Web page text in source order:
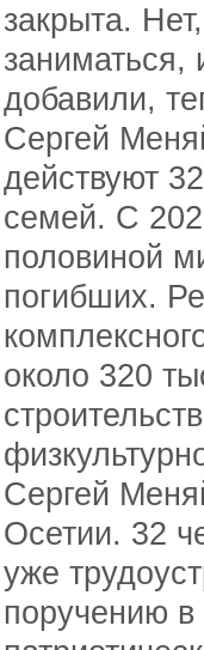
закрыта.
заниматься,
добавили,
Сергей
действуют
семей. С
половиной
погибших.
около 320
Сергей
Осетии. 32
уже
поручению в